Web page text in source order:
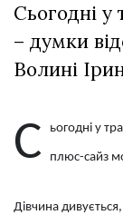
ZONE 18+
Сьогодні у
– думки
Волині
С ьогодні у
плюс-сайз
Дівчина